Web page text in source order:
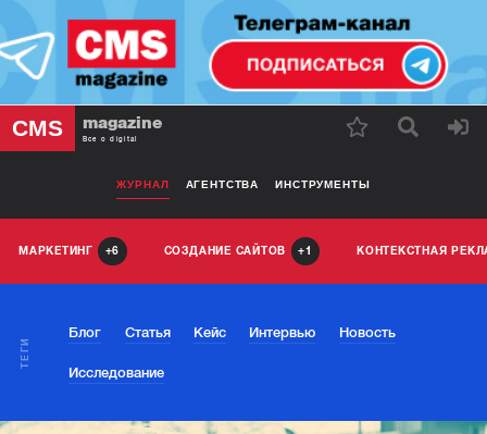
CMS magazine
Все о digital
ЖУРНАЛ АГЕНТСТВА ИНСТРУМЕНТЫ
МАРКЕТИНГ 6 СОЗДАНИЕ САЙТОВ 1 КОНТЕКСТНАЯ
ТЕГИ
Блог Статья Кейс Интервью Новость
Исследование